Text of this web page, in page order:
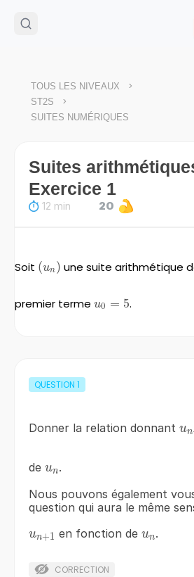
🌴Cahier de vacances offert
:
Télécharge ton PDF gratuit
TOUS LES NIVEAUX >
ST2S >
SUITES NUMÉRIQUES
Suites
Exercice 1
12 min 20
Soit \left(u_{n}
(un) une suite arithmétique
premier terme u_{0}
u0 = 5.
QUESTION 1
Donner la relation donnant un
de u_{n}
un.
Nous pouvons également
question qui aura le même
u_{n+1}
un+1 en fonction de u_{n}
un.
CORRECTION